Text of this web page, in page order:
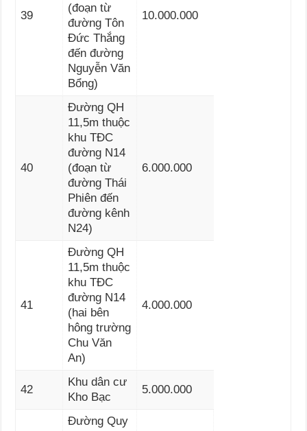
39
(đoạn từ
đường Tôn
Đức Thắng
đến đường
Nguyễn Văn
Bổng)
10.000.000
40
Đường QH
11,5m thuộc
khu TĐC
đường N14
(đoạn từ
đường Thái
Phiên đến
đường kênh
N24)
6.000.000
41
Đường QH
11,5m thuộc
khu TĐC
đường N14
(hai bên
hông trường
Chu Văn
An)
4.000.000
42
Khu dân cư
Kho Bạc
5.000.000
Đường Quy